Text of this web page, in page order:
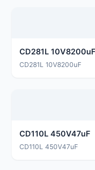
CD281L 10V8200uF
CD281L 10V8200uF
CD110L 450V47uF
CD110L 450V47uF